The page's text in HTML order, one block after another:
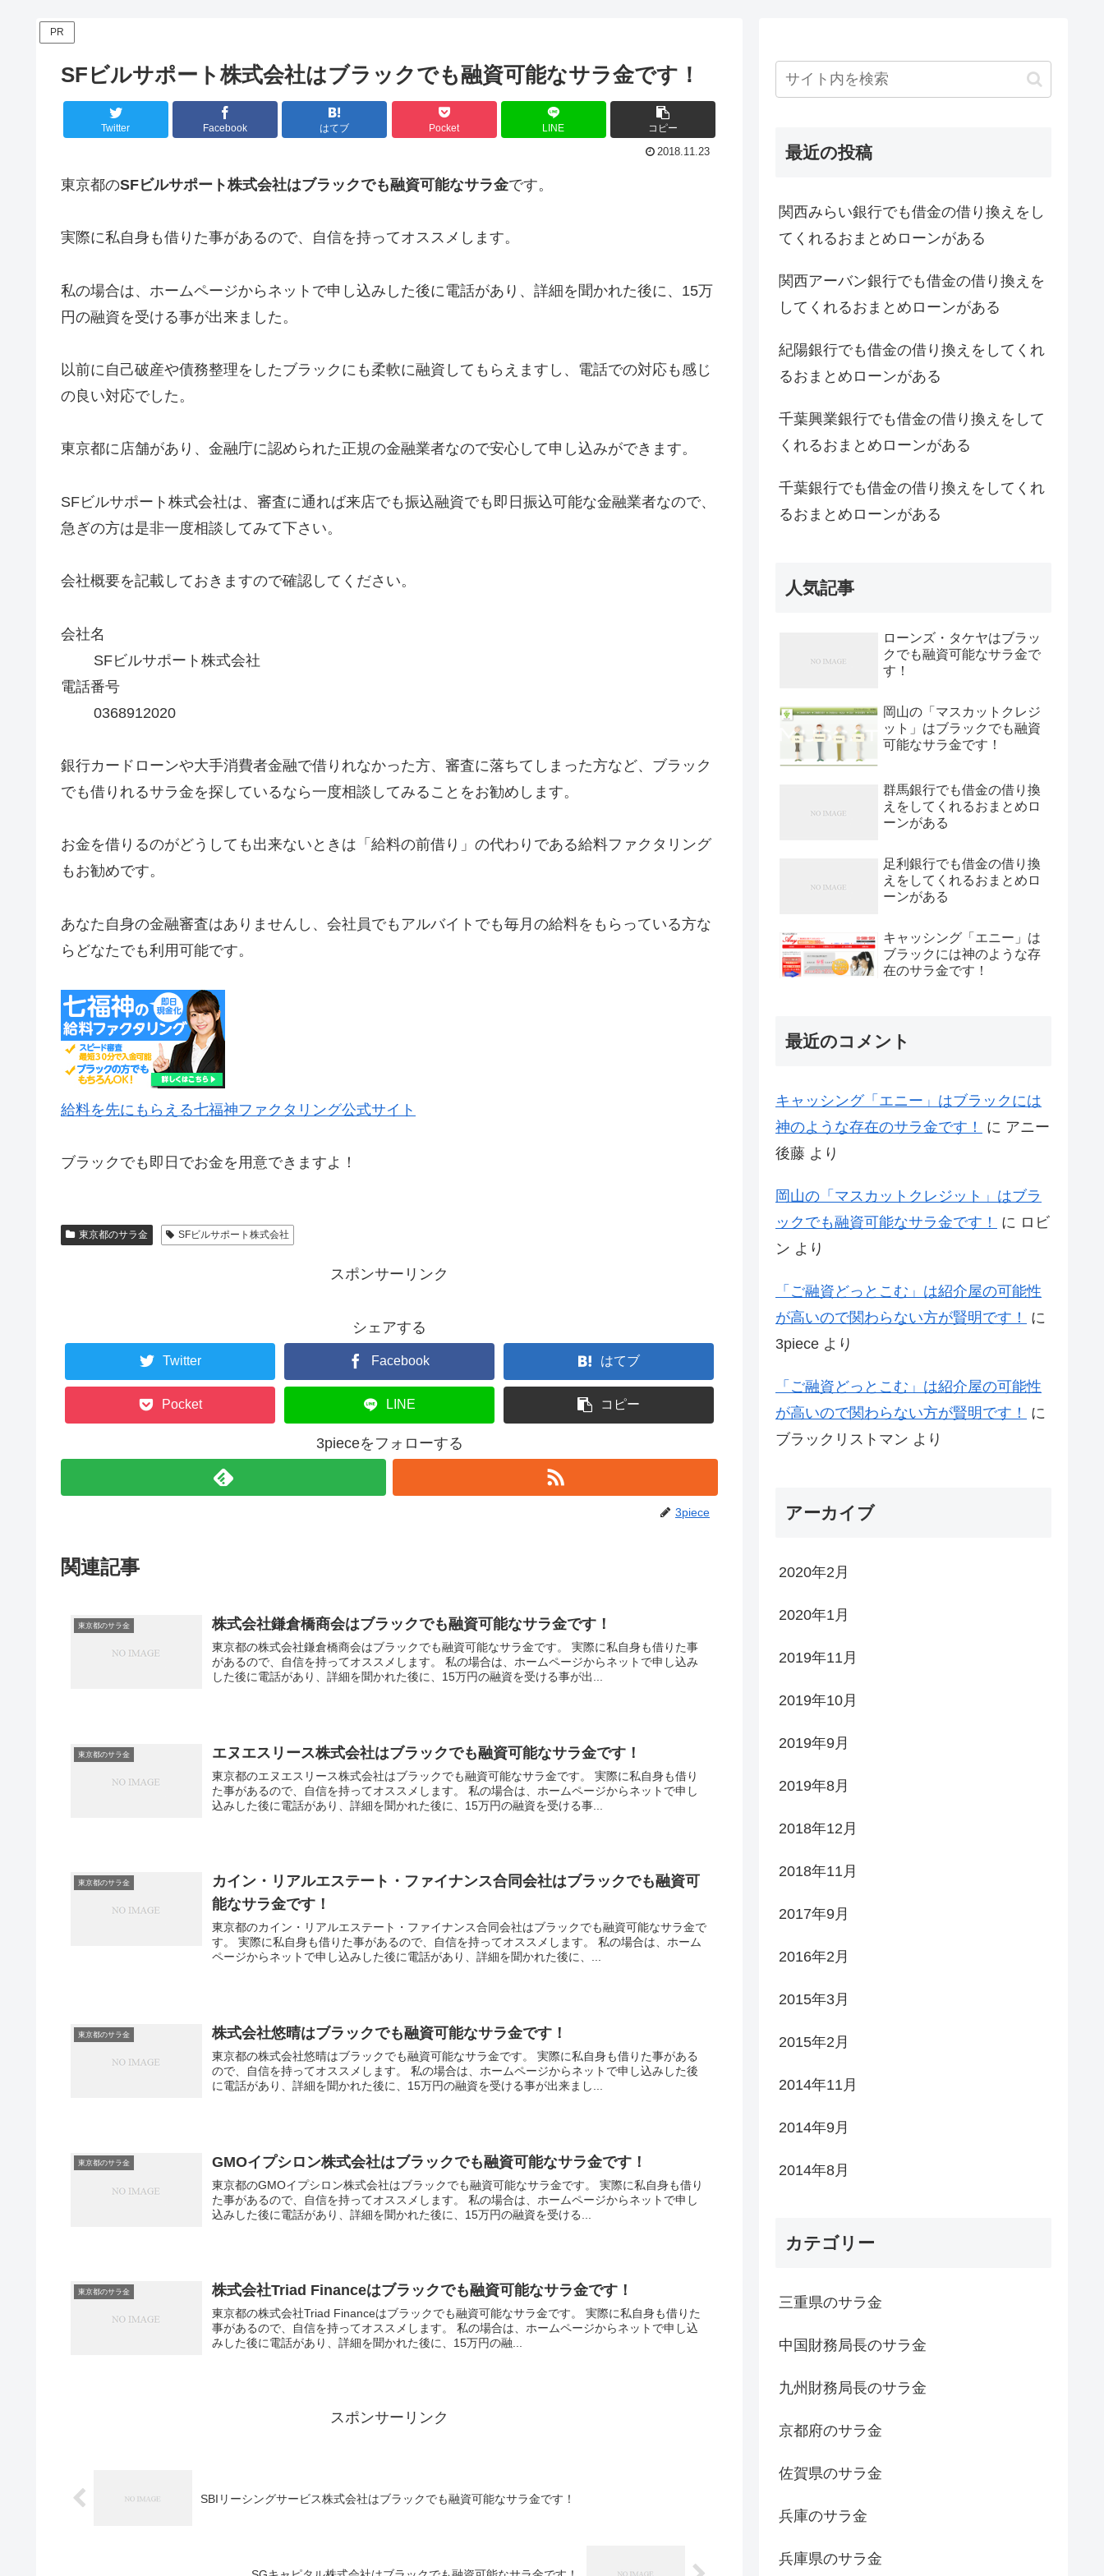
PR
SFビルサポート株式会社はブラックでも融資可能なサラ金です！
Twitter Facebook はてブ Pocket LINE コピー
2018.11.23
東京都のSFビルサポート株式会社はブラックでも融資可能なサラ金です。
実際に私自身も借りた事があるので、自信を持ってオススメします。
私の場合は、ホームページからネットで申し込みした後に電話があり、詳細を聞かれた後に、15万
円の融資を受ける事が出来ました。
以前に自己破産や債務整理をしたブラックにも柔軟に融資してもらえますし、電話での対応も感じ
の良い対応でした。
東京都に店舗があり、金融庁に認められた正規の金融業者なので安心して申し込みができます。
SFビルサポート株式会社は、審査に通れば来店でも振込融資でも即日振込可能な金融業者なので、
急ぎの方は是非一度相談してみて下さい。
会社概要を記載しておきますので確認してください。
会社名
SFビルサポート株式会社
電話番号
0368912020
銀行カードローンや大手消費者金融で借りれなかった方、審査に落ちてしまった方など、ブラック
でも借りれるサラ金を探しているなら一度相談してみることをお勧めします。
お金を借りるのがどうしても出来ないときは「給料の前借り」の代わりである給料ファクタリング
もお勧めです。
あなた自身の金融審査はありませんし、会社員でもアルバイトでも毎月の給料をもらっている方な
らどなたでも利用可能です。
給料を先にもらえる七福神ファクタリング公式サイト
ブラックでも即日でお金を用意できますよ！
東京都のサラ金 SFビルサポート株式会社
スポンサーリンク
シェアする
Twitter Facebook はてブ
Pocket LINE コピー
3pieceをフォローする
3piece
関連記事
東京都のサラ金 株式会社鎌倉橋商会はブラックでも融資可能なサラ金です！
東京都の株式会社鎌倉橋商会はブラックでも融資可能なサラ金です。 実際に私自身も借りた事
があるので、自信を持ってオススメします。 私の場合は、ホームページからネットで申し込み
した後に電話があり、詳細を聞かれた後に、15万円の融資を受ける事が出...
東京都のサラ金 エヌエスリース株式会社はブラックでも融資可能なサラ金です！
東京都のエヌエスリース株式会社はブラックでも融資可能なサラ金です。 実際に私自身も借り
た事があるので、自信を持ってオススメします。 私の場合は、ホームページからネットで申し
込みした後に電話があり、詳細を聞かれた後に、15万円の融資を受ける事...
東京都のサラ金
カイン・リアルエステート・ファイナンス合同会社はブラックでも融資可
能なサラ金です！
東京都のカイン・リアルエステート・ファイナンス合同会社はブラックでも融資可能なサラ金で
す。 実際に私自身も借りた事があるので、自信を持ってオススメします。 私の場合は、ホーム
ページからネットで申し込みした後に電話があり、詳細を聞かれた後に、...
東京都のサラ金 株式会社悠晴はブラックでも融資可能なサラ金です！
東京都の株式会社悠晴はブラックでも融資可能なサラ金です。 実際に私自身も借りた事がある
ので、自信を持ってオススメします。 私の場合は、ホームページからネットで申し込みした後
に電話があり、詳細を聞かれた後に、15万円の融資を受ける事が出来まし...
東京都のサラ金 GMOイプシロン株式会社はブラックでも融資可能なサラ金です！
東京都のGMOイプシロン株式会社はブラックでも融資可能なサラ金です。 実際に私自身も借り
た事があるので、自信を持ってオススメします。 私の場合は、ホームページからネットで申し
込みした後に電話があり、詳細を聞かれた後に、15万円の融資を受ける...
東京都のサラ金 株式会社Triad Financeはブラックでも融資可能なサラ金です！
東京都の株式会社Triad Financeはブラックでも融資可能なサラ金です。 実際に私自身も借りた
事があるので、自信を持ってオススメします。 私の場合は、ホームページからネットで申し込
みした後に電話があり、詳細を聞かれた後に、15万円の融...
スポンサーリンク
SBIリーシングサービス株式会社はブラックでも融資可能なサラ金です！
最近の投稿
関西みらい銀行でも借金の借り換えをし
てくれるおまとめローンがある
関西アーバン銀行でも借金の借り換えを
してくれるおまとめローンがある
紀陽銀行でも借金の借り換えをしてくれ
るおまとめローンがある
千葉興業銀行でも借金の借り換えをして
くれるおまとめローンがある
千葉銀行でも借金の借り換えをしてくれ
るおまとめローンがある
人気記事
ローンズ・タケヤはブラッ
クでも融資可能なサラ金で
す！
岡山の「マスカットクレジ
ット」はブラックでも融資
可能なサラ金です！
群馬銀行でも借金の借り換
えをしてくれるおまとめロ
ーンがある
足利銀行でも借金の借り換
えをしてくれるおまとめロ
ーンがある
キャッシング「エニー」は
ブラックには神のような存
在のサラ金です！
最近のコメント
キャッシング「エニー」はブラックには
神のような存在のサラ金です！
に アニー
後藤 より
岡山の「マスカットクレジット」はブラ
ックでも融資可能なサラ金です！
に ロビ
ン より
「ご融資どっとこむ」は紹介屋の可能性
が高いので関わらない方が賢明です！
に
3piece より
「ご融資どっとこむ」は紹介屋の可能性
が高いので関わらない方が賢明です！
に
ブラックリストマン より
アーカイブ
2020年2月
2020年1月
2019年11月
2019年10月
2019年9月
2019年8月
2018年12月
2018年11月
2017年9月
2016年2月
2015年3月
2015年2月
2014年11月
2014年9月
2014年8月
カテゴリー
三重県のサラ金
中国財務局長のサラ金
九州財務局長のサラ金
京都府のサラ金
佐賀県のサラ金
兵庫のサラ金
兵庫県のサラ金